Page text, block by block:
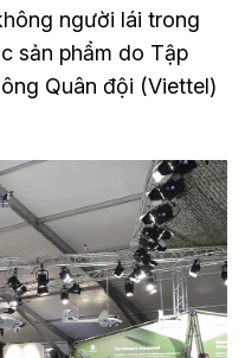
người lái trong
sản phẩm do Tập
Quân đội (Viettel)